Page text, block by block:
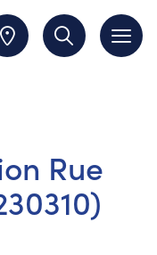
Rue